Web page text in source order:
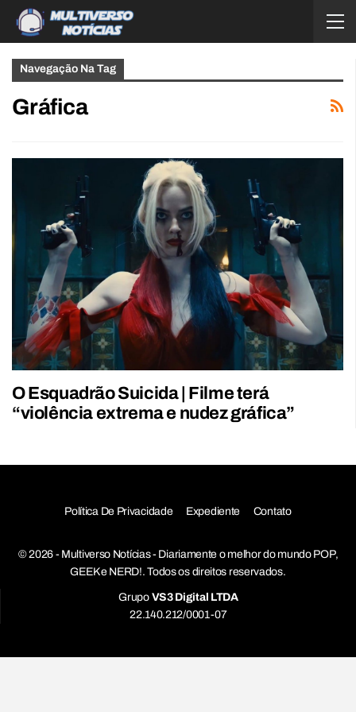
Navegação Na Tag
Gráfica
O Esquadrão Suicida | Filme terá
“violência extrema e nudez gráfica”
Política De Privacidade Expediente Contato
© 2026 - Multiverso Notícias - Diariamente o melhor do mundo POP,
GEEK e NERD!. Todos os direitos reservados.
Grupo VS3 Digital LTDA
22.140.212/0001-07